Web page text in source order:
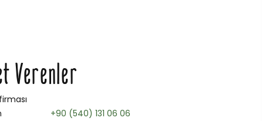
Verenler
+90 (540) 131 06 06